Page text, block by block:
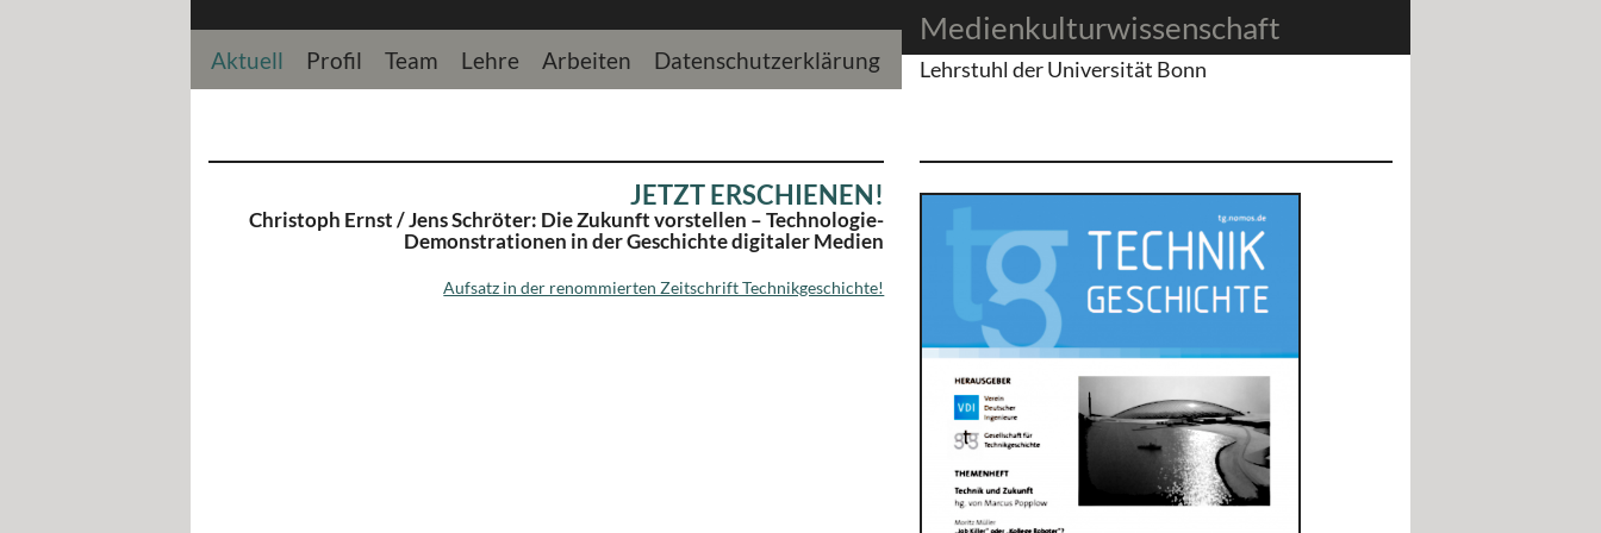
Medienkulturwissenschaft
Lehrstuhl der Universität Bonn
Aktuell Profil Team Lehre Arbeiten Datenschutzerklärung
JETZT ERSCHIENEN!
Christoph Ernst / Jens Schröter: Die Zukunft vorstellen – Technologie-
Demonstrationen in der Geschichte digitaler Medien
Aufsatz in der renommierten Zeitschrift Technikgeschichte!